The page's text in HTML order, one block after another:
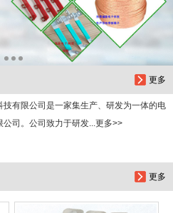
更多
有限公司是一家集生产、研发为一体的电
司。公司致力于研发...更多>>
更多